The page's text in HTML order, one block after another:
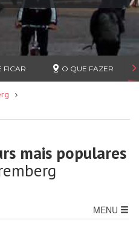
FICAR O QUE FAZER
mais populares
MENU